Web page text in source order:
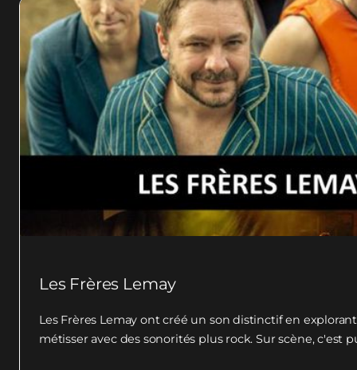
Les Frères Lemay
Les Frères Lemay ont créé un son distinctif en
métisser avec des sonorités plus rock. Sur scène, c'est